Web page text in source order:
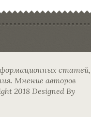
статей,
Мнение авторов
2018 Designed By